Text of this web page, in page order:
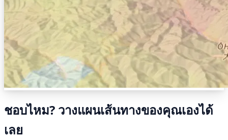
ชอบไหม? วางแผนเส้นทางของคุณเองได้
เลย